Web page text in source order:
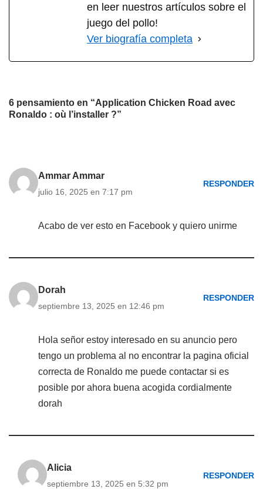
en leer nuestros artículos sobre el
juego del pollo!
Ver biografía completa
6 pensamiento en “Application Chicken Road avec
Ronaldo : où l’installer ?”
Ammar Ammar
julio 16, 2025 en 7:17 pm
RESPONDER
Acabo de ver esto en Facebook y quiero unirme
Dorah
septiembre 13, 2025 en 12:46 pm
RESPONDER
Hola señor estoy interesado en su anuncio pero
tengo un problema al no encontrar la pagina oficial
correcta de Ronaldo me puede contactar si es
posible por ahora buena acogida cordialmente
dorah
Alicia
septiembre 13, 2025 en 5:32 pm
RESPONDER